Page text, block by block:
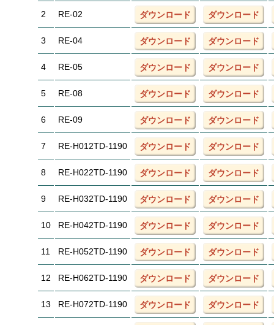
2 RE-02 ダウンロード ダウンロード
3 RE-04 ダウンロード ダウンロード
4 RE-05 ダウンロード ダウンロード
5 RE-08 ダウンロード ダウンロード
6 RE-09 ダウンロード ダウンロード
7 RE-H012TD-1190 ダウンロード ダウンロード
8 RE-H022TD-1190 ダウンロード ダウンロード
9 RE-H032TD-1190 ダウンロード ダウンロード
10 RE-H042TD-1190 ダウンロード ダウンロード
11 RE-H052TD-1190 ダウンロード ダウンロード
12 RE-H062TD-1190 ダウンロード ダウンロード
13 RE-H072TD-1190 ダウンロード ダウンロード